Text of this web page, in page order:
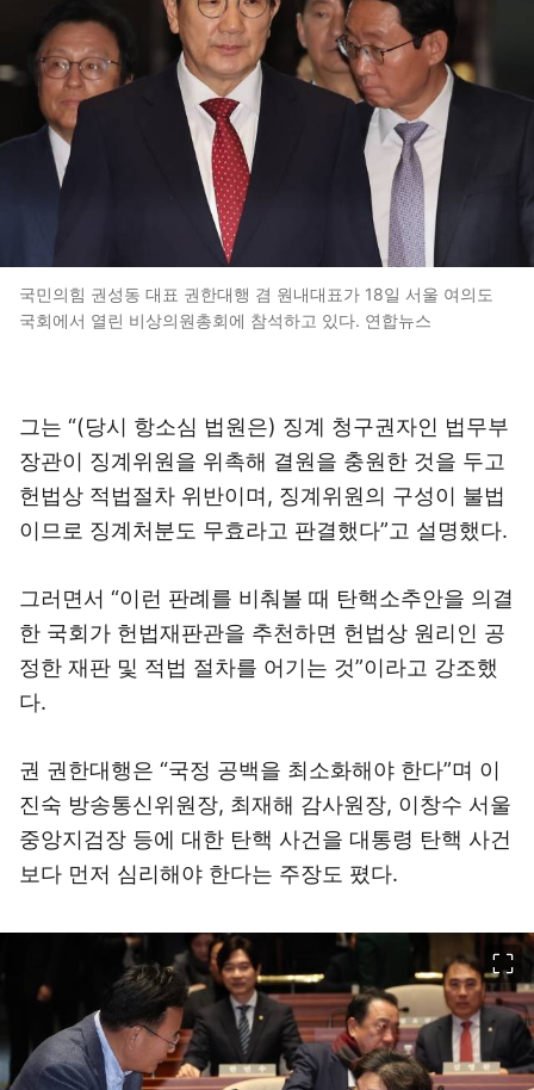
국민의힘 권성동 대표 권한대행 겸 원내대표가 18일 서울 여의도
국회에서 열린 비상의원총회에 참석하고 있다. 연합뉴스
그는 “(당시 항소심 법원은) 징계 청구권자인 법무부
장관이 징계위원을 위촉해 결원을 충원한 것을 두고
헌법상 적법절차 위반이며, 징계위원의 구성이 불법
이므로 징계처분도 무효라고 판결했다”고 설명했다.
그러면서 “이런 판례를 비춰볼 때 탄핵소추안을 의결
한 국회가 헌법재판관을 추천하면 헌법상 원리인 공
정한 재판 및 적법 절차를 어기는 것”이라고 강조했
다.
권 권한대행은 “국정 공백을 최소화해야 한다”며 이
진숙 방송통신위원장, 최재해 감사원장, 이창수 서울
중앙지검장 등에 대한 탄핵 사건을 대통령 탄핵 사건
보다 먼저 심리해야 한다는 주장도 폈다.